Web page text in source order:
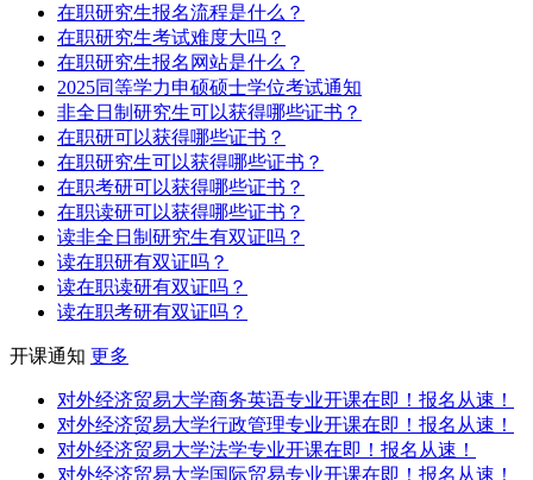
在职研究生报名流程是什么？
在职研究生考试难度大吗？
在职研究生报名网站是什么？
2025同等学力申硕硕士学位考试通知
非全日制研究生可以获得哪些证书？
在职研可以获得哪些证书？
在职研究生可以获得哪些证书？
在职考研可以获得哪些证书？
在职读研可以获得哪些证书？
读非全日制研究生有双证吗？
读在职研有双证吗？
读在职读研有双证吗？
读在职考研有双证吗？
开课通知 更多
对外经济贸易大学商务英语专业开课在即！报名从速！
对外经济贸易大学行政管理专业开课在即！报名从速！
对外经济贸易大学法学专业开课在即！报名从速！
对外经济贸易大学国际贸易专业开课在即！报名从速！